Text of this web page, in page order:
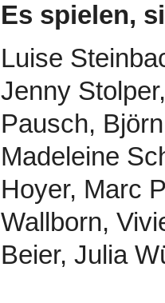
Es spielen,
Luise
Jenny
Pausch,
Madeleine
Hoyer, Marc
Wallborn,
Beier, Julia